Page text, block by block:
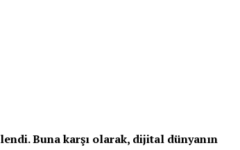
Buna karşı olarak, dijital dünyanın